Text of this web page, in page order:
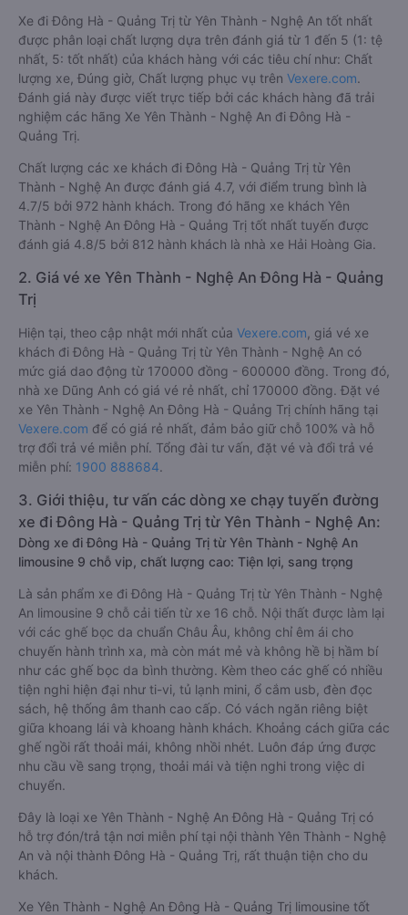
Xe đi Đông Hà - Quảng Trị từ Yên Thành - Nghệ An tốt nhất
được phân loại chất lượng dựa trên đánh giá từ 1 đến 5 (1: tệ
nhất, 5: tốt nhất) của khách hàng với các tiêu chí như: Chất
lượng xe, Đúng giờ, Chất lượng phục vụ trên Vexere.com.
Đánh giá này được viết trực tiếp bởi các khách hàng đã trải
nghiệm các hãng Xe Yên Thành - Nghệ An đi Đông Hà -
Quảng Trị.
Chất lượng các xe khách đi Đông Hà - Quảng Trị từ Yên
Thành - Nghệ An được đánh giá 4.7, với điểm trung bình là
4.7/5 bởi 972 hành khách. Trong đó hãng xe khách Yên
Thành - Nghệ An Đông Hà - Quảng Trị tốt nhất tuyến được
đánh giá 4.8/5 bởi 812 hành khách là nhà xe Hải Hoàng Gia.
2. Giá vé xe Yên Thành - Nghệ An Đông Hà - Quảng
Trị
Hiện tại, theo cập nhật mới nhất của Vexere.com , giá vé xe
khách đi Đông Hà - Quảng Trị từ Yên Thành - Nghệ An có
mức giá dao động từ 170000 đồng - 600000 đồng. Trong đó,
nhà xe Dũng Anh có giá vé rẻ nhất, chỉ 170000 đồng. Đặt vé
xe Yên Thành - Nghệ An Đông Hà - Quảng Trị chính hãng tại
Vexere.com để có giá rẻ nhất, đảm bảo giữ chỗ 100% và hỗ
trợ đổi trả vé miễn phí. Tổng đài tư vấn, đặt vé và đổi trả vé
miễn phí: 1900 888684.
3. Giới thiệu, tư vấn các dòng xe chạy tuyến đường
xe đi Đông Hà - Quảng Trị từ Yên Thành - Nghệ An:
Dòng xe đi Đông Hà - Quảng Trị từ Yên Thành - Nghệ An
limousine 9 chỗ vip, chất lượng cao: Tiện lợi, sang trọng
Là sản phẩm xe đi Đông Hà - Quảng Trị từ Yên Thành - Nghệ
An limousine 9 chỗ cải tiến từ xe 16 chỗ. Nội thất được làm lại
với các ghế bọc da chuẩn Châu Âu, không chỉ êm ái cho
chuyến hành trình xa, mà còn mát mẻ và không hề bị hầm bí
như các ghế bọc da bình thường. Kèm theo các ghế có nhiều
tiện nghi hiện đại như ti-vi, tủ lạnh mini, ổ cắm usb, đèn đọc
sách, hệ thống âm thanh cao cấp. Có vách ngăn riêng biệt
giữa khoang lái và khoang hành khách. Khoảng cách giữa các
ghế ngồi rất thoải mái, không nhồi nhét. Luôn đáp ứng được
nhu cầu về sang trọng, thoải mái và tiện nghi trong việc di
chuyển.
Đây là loại xe Yên Thành - Nghệ An Đông Hà - Quảng Trị có
hỗ trợ đón/trả tận nơi miễn phí tại nội thành Yên Thành - Nghệ
An và nội thành Đông Hà - Quảng Trị, rất thuận tiện cho du
khách.
Xe Yên Thành - Nghệ An Đông Hà - Quảng Trị limousine tốt